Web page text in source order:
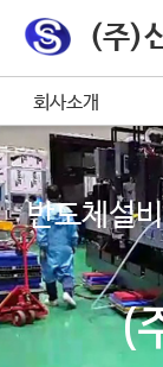
(주)
회사소개
반도체설
(